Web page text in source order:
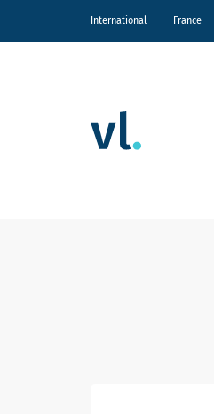
International France